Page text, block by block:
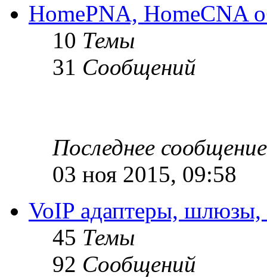
HomePNA, HomeCNA
10 Темы
31 Сообщений
Последнее сообщение
03 ноя 2015, 09:58
VoIP адаптеры,
45 Темы
92 Сообщений